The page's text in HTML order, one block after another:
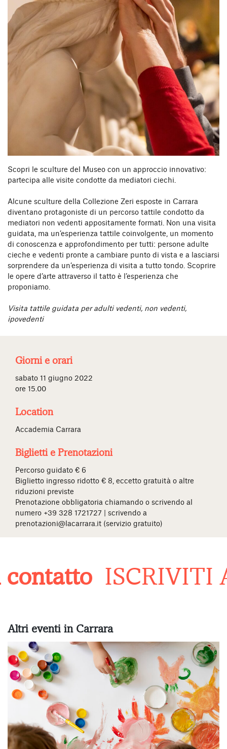
Scopri le sculture del Museo con un approccio innovativo:
partecipa alle visite condotte da mediatori ciechi.
Alcune sculture della Collezione Zeri esposte in Carrara
diventano protagoniste di un percorso tattile condotto da
mediatori non vedenti appositamente formati. Non una visita
guidata, ma un’esperienza tattile coinvolgente, un momento
di conoscenza e approfondimento per tutti: persone adulte
cieche e vedenti pronte a cambiare punto di vista e a lasciarsi
sorprendere da un’esperienza di visita a tutto tondo. Scoprire
le opere d’arte attraverso il tatto è l’esperienza che
proponiamo.
Visita tattile guidata per adulti vedenti, non vedenti,
ipovedenti
Giorni e orari
sabato 11 giugno 2022
ore 15.00
Location
Accademia Carrara
Biglietti e Prenotazioni
Percorso guidato € 6
Biglietto ingresso ridotto € 8, eccetto gratuità o altre
riduzioni previste
Prenotazione obbligatoria chiamando o scrivendo al
numero +39 328 1721727 | scrivendo a
prenotazioni@lacarrara.it (servizio gratuito)
ISCRIVITI
Altri eventi in Carrara